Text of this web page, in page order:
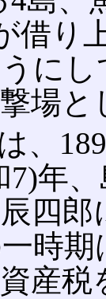
借り
に
場
、
7)年
四
時
産